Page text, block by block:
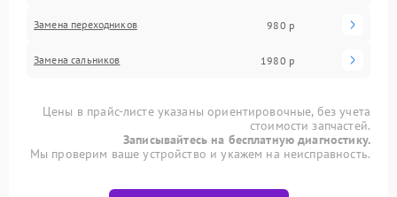
Замена переходников 980 р
Замена сальников 1980 р
Цены в прайс-листе указаны ориентировочные, без учета
стоимости запчастей.
Записывайтесь на бесплатную диагностику.
Мы проверим ваше устройство и укажем на неисправность.